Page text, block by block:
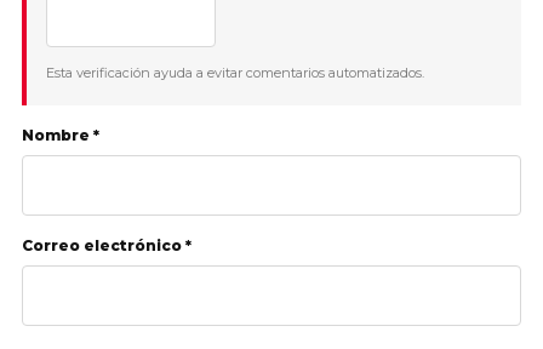
Esta verificación ayuda a evitar comentarios automatizados.
Nombre *
Correo electrónico *